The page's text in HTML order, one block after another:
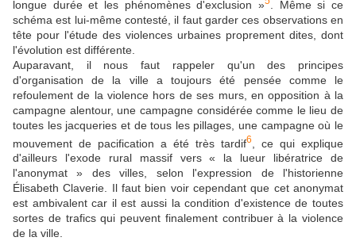
longue durée et les phénomènes d'exclusion »
. Même si ce
schéma est lui-même contesté, il faut garder ces observations en
tête pour l'étude des violences urbaines proprement dites, dont
l'évolution est différente.
Auparavant, il nous faut rappeler qu'un des principes
d'organisation de la ville a toujours été pensée comme le
refoulement de la violence hors de ses murs, en opposition à la
campagne alentour, une campagne considérée comme le lieu de
toutes les jacqueries et de tous les pillages, une campagne où le
mouvement de pacification a été très tardif6
, ce qui explique
d'ailleurs l'exode rural massif vers « la lueur libératrice de
l'anonymat » des villes, selon l'expression de l'historienne
Élisabeth Claverie. Il faut bien voir cependant que cet anonymat
est ambivalent car il est aussi la condition d'existence de toutes
sortes de trafics qui peuvent finalement contribuer à la violence
de la ville.